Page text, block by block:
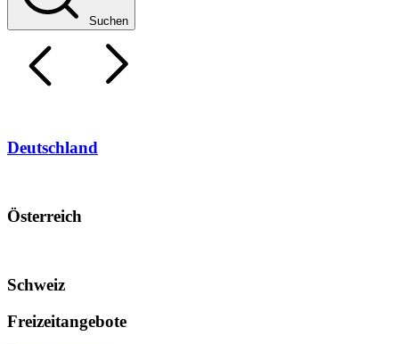
Suchen
Deutschland
Österreich
Schweiz
Freizeitangebote